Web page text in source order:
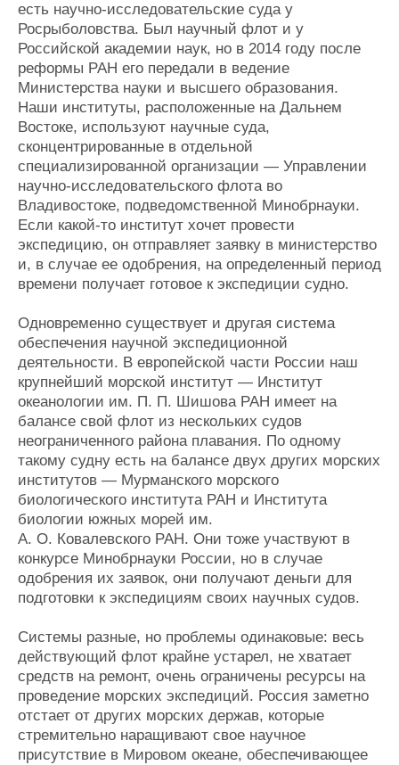
есть научно-исследовательские суда у
Росрыболовства. Был научный флот и у
Российской академии наук, но в 2014 году после
реформы РАН его передали в ведение
Министерства науки и высшего образования.
Наши институты, расположенные на Дальнем
Востоке, используют научные суда,
сконцентрированные в отдельной
специализированной организации — Управлении
научно-исследовательского флота во
Владивостоке, подведомственной Минобрнауки.
Если какой-то институт хочет провести
экспедицию, он отправляет заявку в министерство
и, в случае ее одобрения, на определенный период
времени получает готовое к экспедиции судно.
Одновременно существует и другая система
обеспечения научной экспедиционной
деятельности. В европейской части России наш
крупнейший морской институт — Институт
океанологии им. П. П. Шишова РАН имеет на
балансе свой флот из нескольких судов
неограниченного района плавания. По одному
такому судну есть на балансе двух других морских
институтов — Мурманского морского
биологического института РАН и Института
биологии южных морей им.
А. О. Ковалевского РАН. Они тоже участвуют в
конкурсе Минобрнауки России, но в случае
одобрения их заявок, они получают деньги для
подготовки к экспедициям своих научных судов.
Системы разные, но проблемы одинаковые: весь
действующий флот крайне устарел, не хватает
средств на ремонт, очень ограничены ресурсы на
проведение морских экспедиций. Россия заметно
отстает от других морских держав, которые
стремительно наращивают свое научное
присутствие в Мировом океане, обеспечивающее